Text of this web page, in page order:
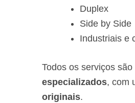
Duplex
Side by Side
Industriais e
Todos os serviços
especializados, com
originais.